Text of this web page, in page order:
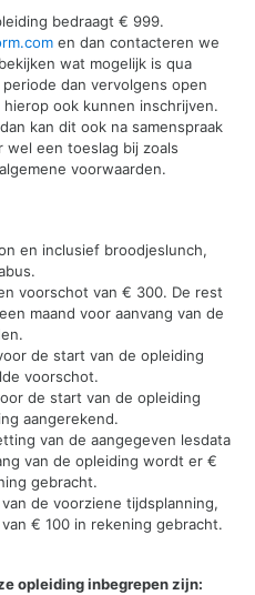
bedraagt € 999.
en dan contacteren we
wat mogelijk is qua
dan vervolgens open
ook kunnen inschrijven.
kan dit ook na samenspraak
wel een toeslag bij zoals
voorwaarden.
en inclusief broodjeslunch,
voorschot van € 300. De rest
maand voor aanvang van de
de start van de opleiding
voorschot.
de start van de opleiding
aangerekend.
van de aangegeven lesdata
van de opleiding wordt er €
gebracht.
de voorziene tijdsplanning,
€ 100 in rekening gebracht.
opleiding inbegrepen zijn: